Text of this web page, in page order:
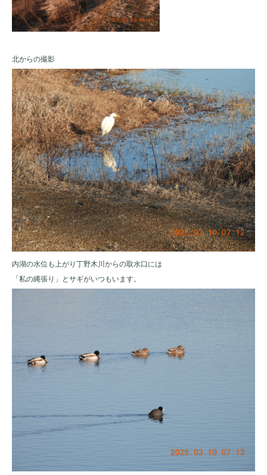
北からの撮影
内湖の水位も上がり丁野木川からの取水口には
「私の縄張り」とサギがいつもいます。